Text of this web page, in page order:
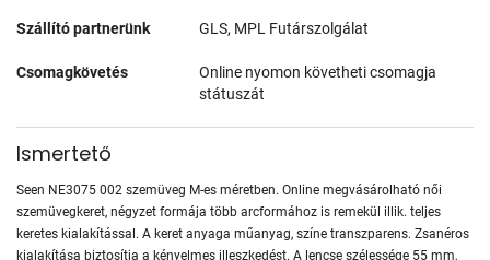
Szállító partnerünk GLS, MPL Futárszolgálat
Csomagkövetés
Online nyomon követheti csomagja
státuszát
Ismertető
Seen NE3075 002 szemüveg M-es méretben. Online megvásárolható női
szemüvegkeret, négyzet formája több arcformához is remekül illik. teljes
keretes kialakítással. A keret anyaga műanyag, színe transzparens. Zsanéros
kialakítása biztosítja a kényelmes illeszkedést. A lencse szélessége 55 mm,